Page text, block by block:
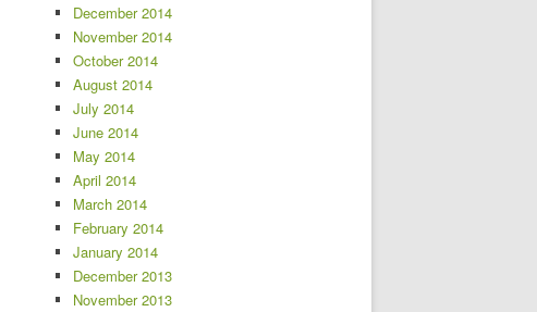
December 2014
November 2014
October 2014
August 2014
July 2014
June 2014
May 2014
April 2014
March 2014
February 2014
January 2014
December 2013
November 2013